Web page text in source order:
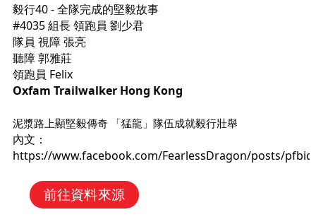
毅行40 - 全隊完成的堅毅故事
#4035 組長 領跑員 劉少君
隊員 視障 張亮
聽障 郭雅莊
領跑員 Felix
Oxfam Trailwalker Hong Kong
泥漿路上顯堅毅傳奇 「猛龍」隊伍成就毅行壯舉
內文：
https://www.facebook.com/FearlessDragon/posts/
前往資料來源